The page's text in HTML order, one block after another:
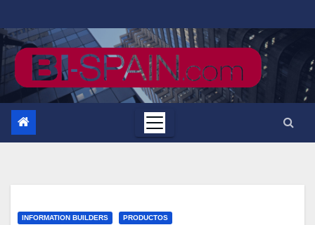
al
contenido
INFORMATION BUILDERS PRODUCTOS